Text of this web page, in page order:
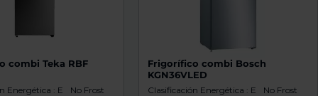
combi Teka RBF
Energética : E
No Frost
Frigorífico combi Bosch
KGN36VLED
Clasificación Energética : E
No Frost